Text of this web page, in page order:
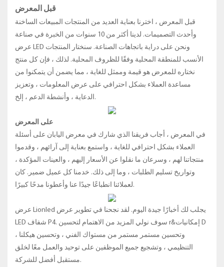
قبل المعرض
قبل المعرض ، اخترنا بعناية العديد من المنتجات المبيعات الساخنة
وأحدث التصميمات. لدينا أكثر من 10 سنوات من الخبرة في صناعة
عرض LED ونحن على دراية باتجاهات الصناعة. سنختار المنتجات
الأنسب للمنطقة المحلية وفقًا للظروف المحلية. لذلك ، فإن كل منتج
نختاره للمعرض هو قيمة وممثل للغاية ، مما يضمن أن يتمكنوا من
مساعدة العملاء بشكل احترافي على عرض المعلومات ، وتعزيز
الدعاية ، وأنشطة الدعم ، إلخ.
على المعرض
في المعرض ، أجاب فريقنا الذي شارك في معرض اليابان على أسئلة
العملاء بشكل احترافي للغاية ، واستمع بعناية إلى آرائهم ، وقدموا
منتجاتنا لهم ، وسرعان ما نقلوا عن الأسعار إليهم ، والعينات المؤكدة ،
وتواريخ تسليم الطلبات ، وما إلى ذلك. خدمنا كل عميل ضمير. كان
لعملائنا انطباعًا جيدًا عنا وأعطونا مدحًا كبيرًا.
عرض Lionled يجلب لك أخبارًا جيدة اليوم. لقد نجحنا في تطوير عرض
LED شفاف P4. سوف نولي المزيد من الاهتمام لتحسين r&إمكانيات D
، وتحسين مستمر مستمر من مستواك الفني ، وتحسين هيكلنا
التنظيمي ، وتشجيع جميع الموظفين على توحيد والعمل معًا لخلق
مستقبل أفضل للشركة.